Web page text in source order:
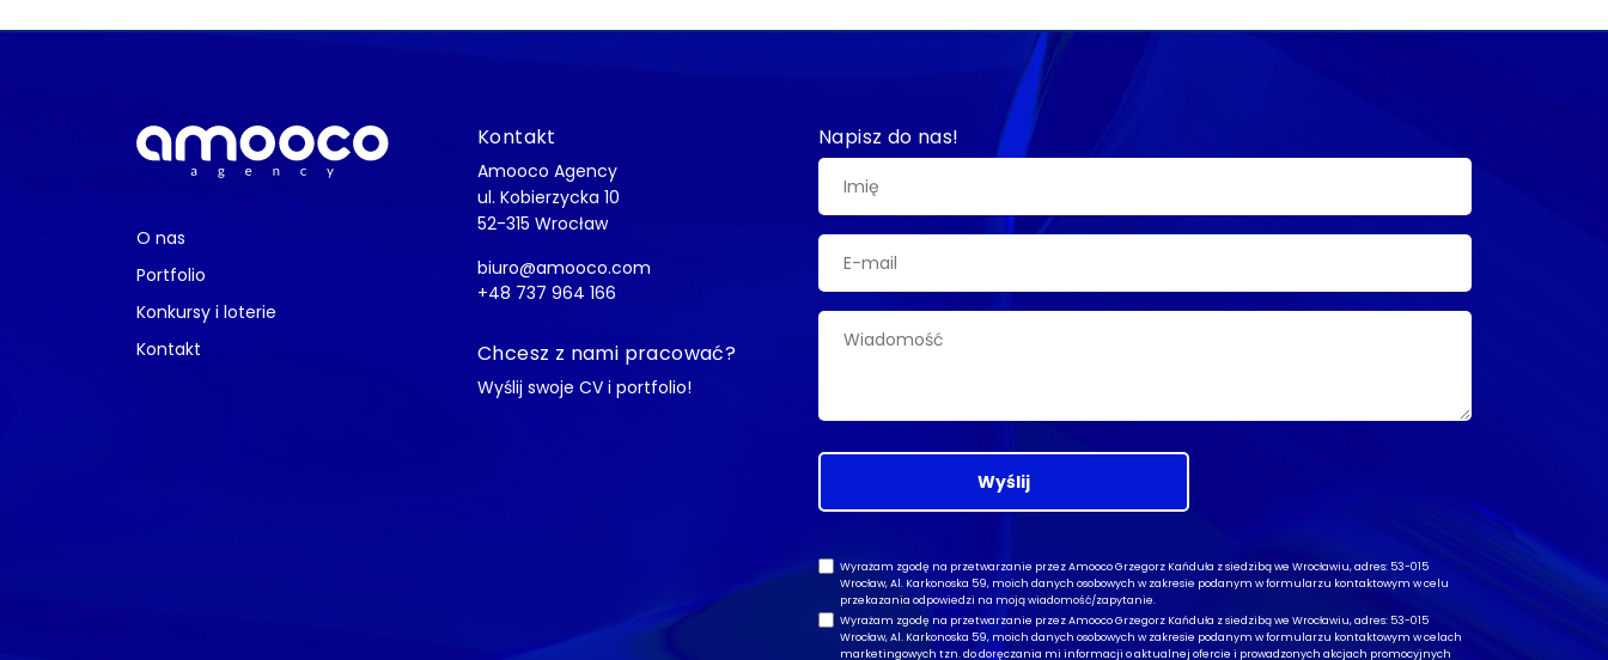
O nas
Portfolio
Konkursy i loterie
Kontakt
Kontakt
Amooco Agency
ul. Kobierzycka 10
52-315 Wrocław
biuro@amooco.com
+48 737 964 166
Chcesz z nami pracować?
Wyślij swoje CV i portfolio!
Napisz do nas!
Wyślij
Wyrażam zgodę na przetwarzanie przez Amooco Grzegorz Kańduła z siedzibą we Wrocławiu, adres: 53-015
Wrocław, Al. Karkonoska 59, moich danych osobowych w zakresie podanym w formularzu kontaktowym w celu
przekazania odpowiedzi na moją wiadomość/zapytanie.
Wyrażam zgodę na przetwarzanie przez Amooco Grzegorz Kańduła z siedzibą we Wrocławiu, adres: 53-015
Wrocław, Al. Karkonoska 59, moich danych osobowych w zakresie podanym w formularzu kontaktowym w celach
marketingowych tzn. do doręczania mi informacji o aktualnej ofercie i prowadzonych akcjach promocyjnych